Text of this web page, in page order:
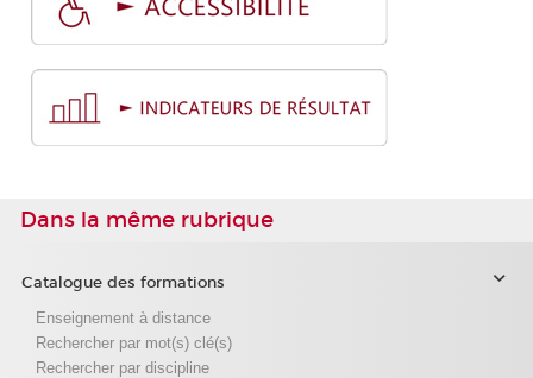
Dans la même rubrique
Catalogue des formations
Enseignement à distance
Rechercher par mot(s) clé(s)
Rechercher par discipline